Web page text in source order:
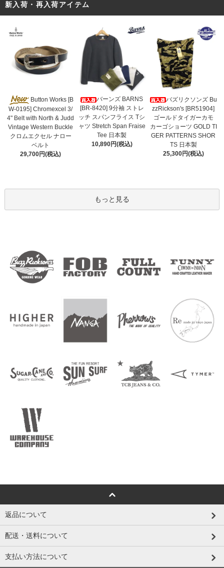
新入荷・再入荷アイテム
Button Works [B
W-0195] Chromexcel 3/
4" Belt with North & Judd
Vintage Western Buckle
クロムエクセル ナロー
ベルト
29,700円(税込)
バーンズ BARNS
[BR-8420] 9分袖 ストレ
ッチ スパンフライス Tシ
ャツ Stretch Span Fraise
Tee 日本製
10,890円(税込)
バズリクソンズ Bu
zzRickson's [BR51904]
ゴールドタイガーカモ
カーゴショーツ GOLD TI
GER PATTERNS SHOR
TS 日本製
25,300円(税込)
もっと見る
返品について
配送・送料について
支払い方法について